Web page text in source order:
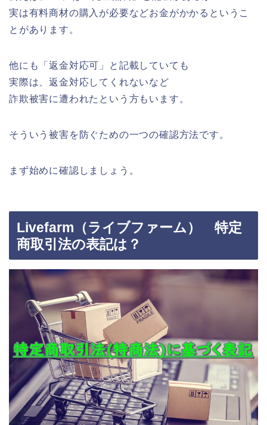
実は有料商材の購入が必要などお金がかかるというこ
とがあります。
他にも「返金対応可」と記載していても
実際は、返金対応してくれないなど
詐欺被害に遭われたという方もいます。
そういう被害を防ぐための一つの確認方法です。
まず始めに確認しましょう。
Livefarm（ライブファーム） 特定
商取引法の表記は？